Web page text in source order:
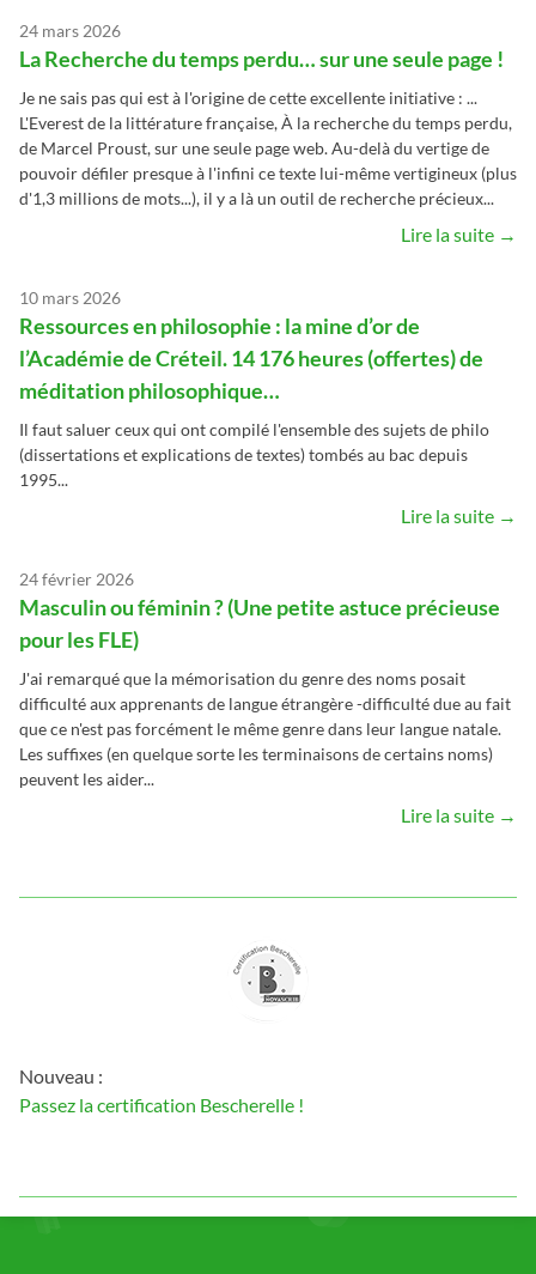
24 mars 2026
La Recherche du temps perdu… sur une seule page !
Je ne sais pas qui est à l'origine de cette excellente initiative : ...
L'Everest de la littérature française, À la recherche du temps perdu,
de Marcel Proust, sur une seule page web. Au-delà du vertige de
pouvoir défiler presque à l'infini ce texte lui-même vertigineux (plus
d'1,3 millions de mots...), il y a là un outil de recherche précieux...
Lire la suite →
10 mars 2026
Ressources en philosophie : la mine d’or de
l’Académie de Créteil. 14 176 heures (offertes) de
méditation philosophique…
Il faut saluer ceux qui ont compilé l'ensemble des sujets de philo
(dissertations et explications de textes) tombés au bac depuis
1995...
Lire la suite →
24 février 2026
Masculin ou féminin ? (Une petite astuce précieuse
pour les FLE)
J'ai remarqué que la mémorisation du genre des noms posait
difficulté aux apprenants de langue étrangère -difficulté due au fait
que ce n'est pas forcément le même genre dans leur langue natale.
Les suffixes (en quelque sorte les terminaisons de certains noms)
peuvent les aider...
Lire la suite →
Nouveau :
Passez la certification Bescherelle !